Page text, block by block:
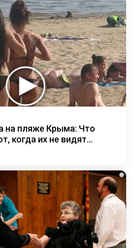
на пляже Крыма: Что
когда их не видят...
i